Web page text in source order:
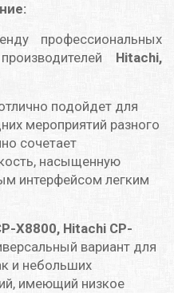
профессиональных
Hitachi,
подойдет для
мероприятий разного
сочетает
насыщенную
интерфейсом легким
X8800, Hitachi CP-
вариант для
и небольших
имеющий низкое